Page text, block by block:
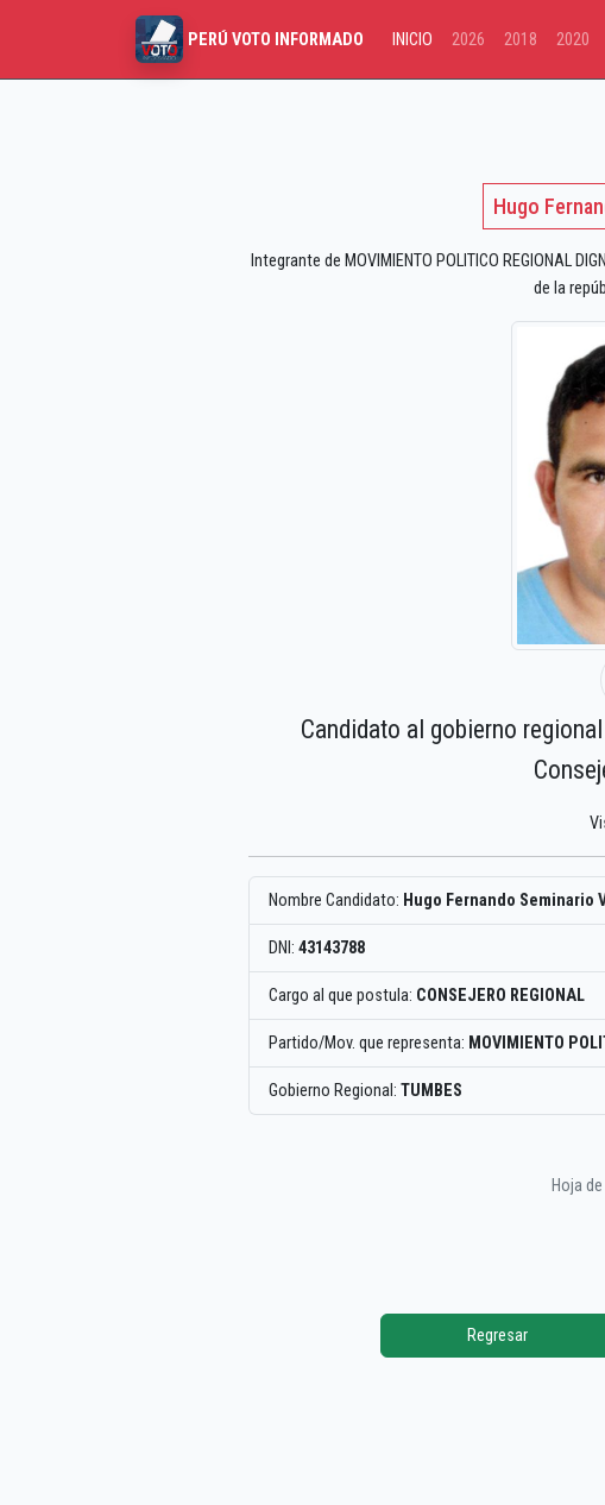
PERÚ VOTO INFORMADO INICIO 2026 2018 2020
Hugo
Integrante de MOVIMIENTO POLITICO REGIONAL
de la
Candidato al gobierno
Nombre Candidato: Hugo Fernando Seminario
DNI: 43143788
Cargo al que postula: CONSEJERO REGIONAL
Partido/Mov. que representa: MOVIMIENTO
Gobierno Regional: TUMBES
Hoja
Regresar